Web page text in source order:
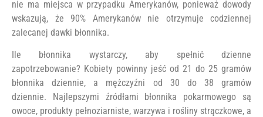
nie ma miejsca w przypadku Amerykanów, ponieważ dowody
wskazują, że 90% Amerykanów nie otrzymuje codziennej
zalecanej dawki błonnika.
Ile błonnika wystarczy, aby spełnić dzienne
zapotrzebowanie? Kobiety powinny jeść od 21 do 25 gramów
błonnika dziennie, a mężczyźni od 30 do 38 gramów
dziennie. Najlepszymi źródłami błonnika pokarmowego są
owoce, produkty pełnoziarniste, warzywa i rośliny strączkowe, a